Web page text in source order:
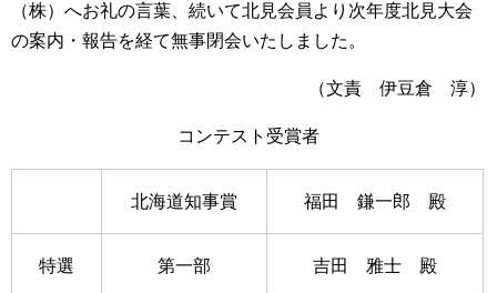
（株）へお礼の言葉、続いて北見会員より次年度北見大会
の案内・報告を経て無事閉会いたしました。
（文責 伊豆倉 淳）
コンテスト受賞者
北海道知事賞 福田 鎌一郎 殿
特選 第一部 吉田 雅士 殿